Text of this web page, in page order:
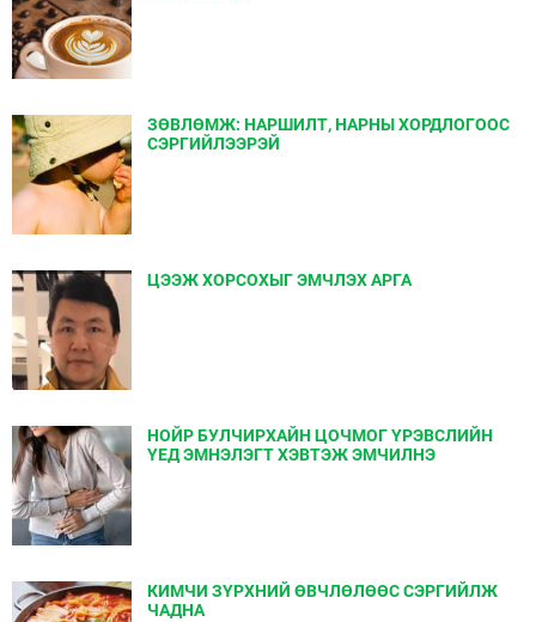
ЗӨВЛӨМЖ: НАРШИЛТ, НАРНЫ ХОРДЛОГООС
СЭРГИЙЛЭЭРЭЙ
ЦЭЭЖ ХОРСОХЫГ ЭМЧЛЭХ АРГА
НОЙР БУЛЧИРХАЙН ЦОЧМОГ ҮРЭВСЛИЙН
ҮЕД ЭМНЭЛЭГТ ХЭВТЭЖ ЭМЧИЛНЭ
КИМЧИ ЗҮРХНИЙ ӨВЧЛӨЛӨӨС СЭРГИЙЛЖ
ЧАДНА